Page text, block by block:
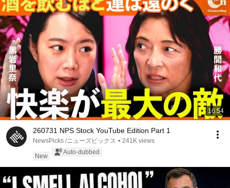
16:54
260731 NPS Stock YouTube Edition Part 1
NewsPicks /ニューズピックス • 241K views
New
Auto-dubbed